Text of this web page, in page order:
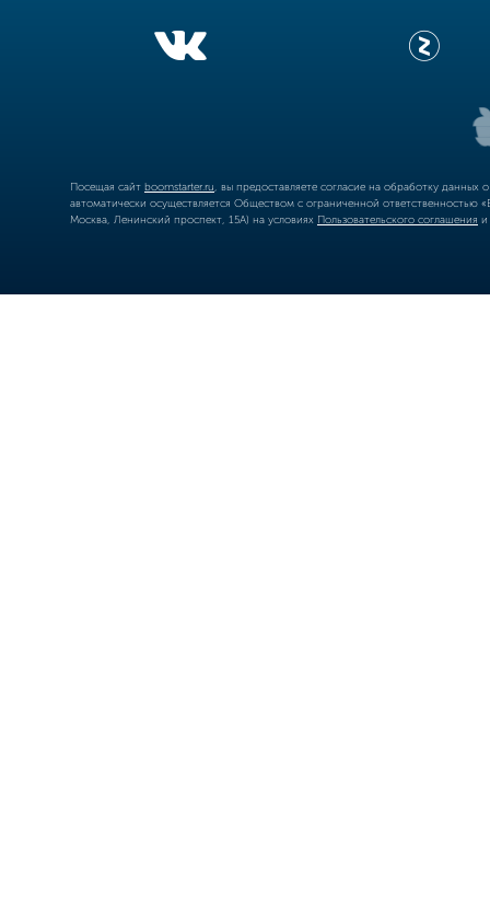
Посещая сайт boomstarter.ru , вы предоставляете согласие на обработку
автоматически осуществляется Обществом с ограниченной
Москва, Ленинский проспект, 15А) на условиях Пользовательского соглашения и